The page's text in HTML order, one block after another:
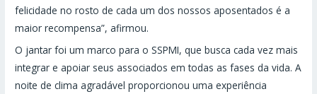
felicidade no rosto de cada um dos nossos aposentados é a
maior recompensa”, afirmou.
O jantar foi um marco para o SSPMI, que busca cada vez mais
integrar e apoiar seus associados em todas as fases da vida. A
noite de clima agradável proporcionou uma experiência